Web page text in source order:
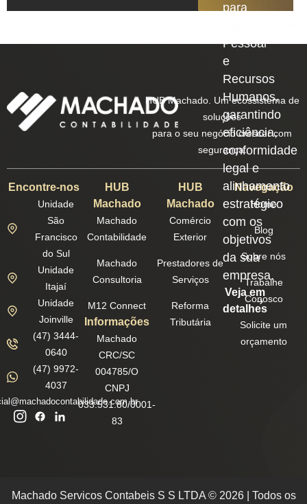
para
Pessoal
e
Recursos
Humanos,
garantindo
eficiência,
conformidade
legal e
alinhamento
estratégico
com os
objetivos
da sua
empresa.
Veja em
detalhes
HUB Machado. Um ecossistema de
soluções
para o seu negócio crescer com
segurança.
Encontre-nos
Unidade
São
Francisco
do Sul
Unidade
Itajaí
Unidade
Joinville
(47) 3444-
0640
(47) 9972-
4037
HUB
Machado
Machado
Contabilidade
Machado
Consultoria
M12 Connect
Informações
Machado
CRC/SC
004785/O
CNPJ
033.531.80/0001-
83
HUB
Machado
Comércio
Exterior
Prestadores de
Serviços
Reforma
Tributária
Navegação
Home
Blog
Sobre nós
Trabalhe
Conosco
Solicite um
orçamento
Machado Servicos Contabeis S S LTDA © 2026 | Todos os